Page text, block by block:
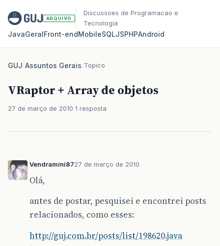
ARQUIVO
Discussoes de Programacao e
Tecnologia
JavaGeralFront‑endMobileSQLJSPHPAndroid
GUJ/Assuntos Gerais/Topico
VRaptor + Array de objetos
27 de março de 2010 1 resposta
Vendramini8727 de março de 2010
Olá,
antes de postar, pesquisei e encontrei posts
relacionados, como esses:
http://guj.com.br/posts/list/198620.java